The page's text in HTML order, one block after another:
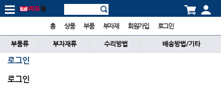
홈 상품 부품 부자재 회원가입 로그인
부품류 부자재류 수리방법 배송방법/기타
로그인
로그인